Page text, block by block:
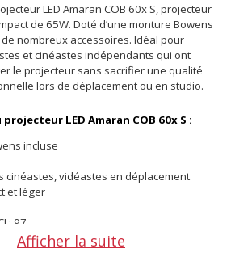
LED Amaran COB 60x S, projecteur
de 65W. Doté d’une monture Bowens
nombreux accessoires. Idéal pour
et cinéastes indépendants qui ont
le projecteur sans sacrifier une qualité
lors de déplacement ou en studio.
LED Amaran COB 60x S :
incluse
cinéastes, vidéastes en déplacement
et léger
: 97
Afficher la suite